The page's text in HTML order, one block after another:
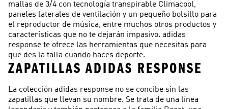
mallas de 3/4 con tecnología transpirable Climacool,
paneles laterales de ventilación y un pequeño bolsillo para
el reproductor de música, entre muchos otros productos y
características que no te dejarán impasivo. adidas
response te ofrece las herramientas que necesitas para
que des la talla cuando haces deporte.
ZAPATILLAS ADIDAS RESPONSE
La colección adidas response no se concibe sin las
zapatillas que llevan su nombre. Se trata de una línea